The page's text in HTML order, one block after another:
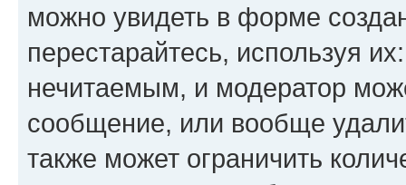
можно увидеть в форме
перестарайтесь, используя
нечитаемым, и модератор
сообщение, или вообще
также может ограничить